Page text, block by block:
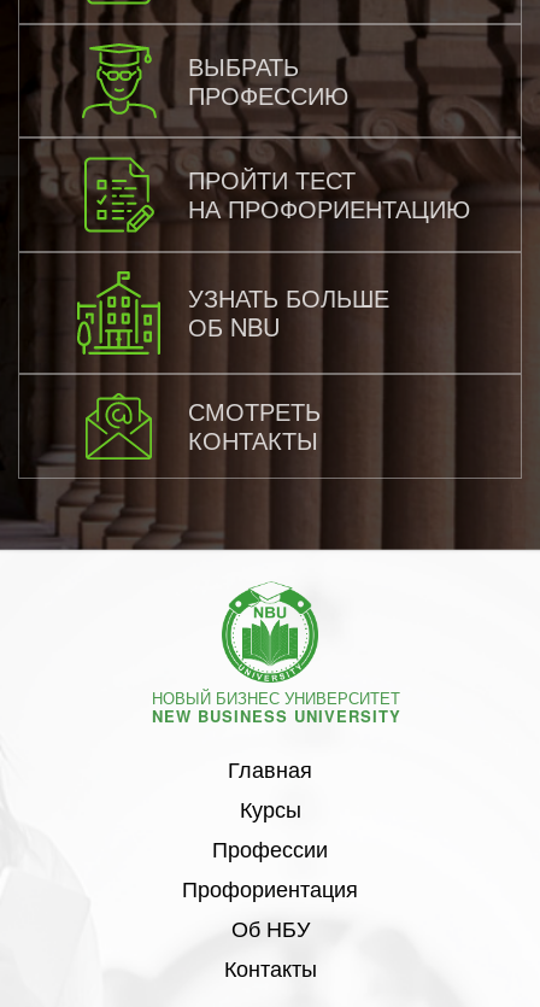
ВЫБРАТЬ
ПРОФЕССИЮ
ПРОЙТИ ТЕСТ
НА ПРОФОРИЕНТАЦИЮ
УЗНАТЬ БОЛЬШЕ
ОБ NBU
СМОТРЕТЬ
КОНТАКТЫ
НОВЫЙ БИЗНЕС УНИВЕРСИТЕТ
NEW BUSINESS UNIVERSITY
Главная
Курсы
Профессии
Профориентация
Об НБУ
Контакты